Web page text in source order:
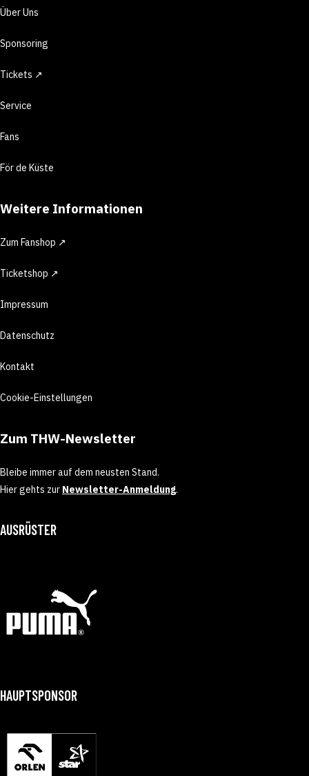
Über Uns
Sponsoring
Tickets ↗
Service
Fans
För de Küste
Weitere Informationen
Zum Fanshop ↗
Ticketshop ↗
Impressum
Datenschutz
Kontakt
Cookie-Einstellungen
Zum THW-Newsletter
Bleibe immer auf dem neusten Stand.
Hier gehts zur Newsletter-Anmeldung.
AUSRÜSTER
HAUPTSPONSOR